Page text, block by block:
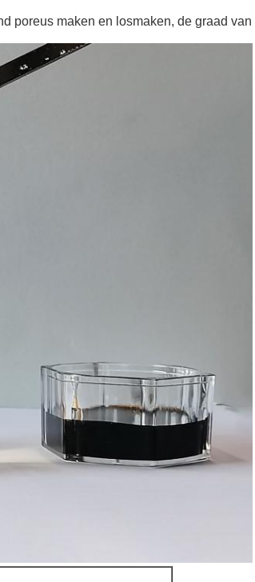
poreus maken en losmaken, de graad